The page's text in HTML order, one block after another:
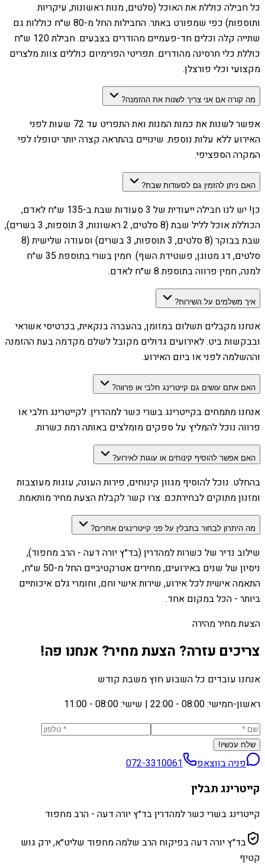
כל חבילה כוללת את האוכל (סלטים, מנות ראשונות, עיקריות
ותוספות) כפי שמפורט באתר. החבילות החל מ-80 ש״ח כוללות גם
שתייה קלה וכלים חד-פעמיים מהודרים בצבעים. חבילת 120 ש״ח
כוללת כלי חרסינה מהודרים. תפריטי הפרימיום כוללים צוות מלצרים
מקצועי וכלי פורצלן.
מה קורה אם אני צריך לשנות את ההזמנה?
אפשר לשנות את כמות המנות ואת התפריט עד 72 שעות לפני
האירוע ללא עלות נוספת. שינויים בהתראה קצרה יותר יטופלו לפי
המקרה הספציפי.
האם ניתן להזמין גם לסעודות שבת?
כן! יש לנו חבילה ייעודית של 3 סעודות שבת ב-135 ש״ח לאדם,
הכוללת אוכל לליל שבת (8 סלטים, 2 ראשונות, 3 תוספות, 3 בשרים),
שבת בבוקר (8 סלטים, 3 תוספות, 3 בשרים) וסעודה שלישית (8
סלטים, דג מטוגן, פשטידת השף). חמין בשרי בתוספת 35 ש״ח
למנה, חמין פרווה בתוספת 8 ש״ח לאדם.
איך משלמים על השירות?
אנחנו מקבלים תשלום במזומן, בהעברה בנקאית, בכרטיסי אשראי
ובבקשות ביט. לאירועים גדולים מקובל לשלם מקדמה בעת ההזמנה
וההשלמה לפני או ביום האירוע.
האם אתם עושים גם קייטרינג חלבי או פרווה?
אנחנו מתמחים בקייטרינג בשרי כשר למהדרין. לקייטרינג חלבי או
פרווה נוכל להמליץ על ספקים מומלצים באותה רמת כשרות.
האם אפשר להוסיף קינוחים או עוגות לאירוע?
בהחלט. נוכל להוסיף מגוון קינוחים, פירות העונה, עוגות מעוצבות
ומזנון מתוקים לבחירתכם. צרו קשר לקבלת הצעת מחיר מותאמת.
מה היתרון לבחור בתבלין על פני קייטרינגים אחרים?
שילוב נדיר של כשרות למהדרין (בד״ץ יורה דעה - הרב מחפוד),
ניסיון של שנים באירועים, מחירים אטרקטיביים החל מ-50 ש״ח,
התאמה אישית לכל אירוע, שירות אישי וחם, וחומרי גלם איכותיים
ביותר - הכל במקום אחד.
הצעת מחיר מהירה
צריכים עזרה? הצעת מחיר? אנחנו פה!
אנחנו עובדים כל השבוע חוץ משבת קודש
ראשון-חמישי: 08:00 - 22:00
| שישי: 08:00 - 11:00
שלח עכשיו!
פניה בווצאפ 072-3310061
קייטרינג תבלין
קייטרינג בשרי כשר למהדרין בד״ץ יורה דעה - הרב מחפוד
בד״ץ יורה דעה בפיקוח הרב שלמה מחפוד שליט״א, ירק גוש
קטיף